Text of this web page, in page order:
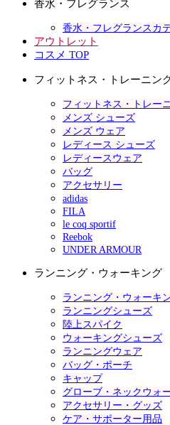
香水・フレグランス
香水・フレグランスカ
アウトレット
コスメ TOP
フィットネス・トレーニン
フィットネス・トレー
メンズ シューズ
メンズ ウェア
レディース シューズ
レディースウェア
バッグ
アクセサリー
adidas
FILA
le coq sportif
Reebok
UNDER ARMOUR
ランニング・ウォーキング
ランニング・ウォーキ
ランニングシューズ
陸上スパイク
ウォーキングシューズ
ランニングウェア
バッグ・ポーチ
キャップ
グローブ・ネックウォ
アクセサリー・グッズ
ケア・サポーター用品